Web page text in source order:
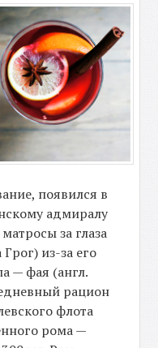
появился в
адмиралу
за глаза
из-за его
— фая (англ.
рацион
флота
рома —